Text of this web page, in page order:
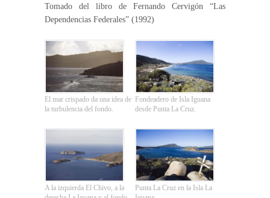
Tomado del libro de Fernando Cervigón “Las
Dependencias Federales” (1992)
El mar crispado da una idea de
la turbulencia del fondo.
Fondeadero de Isla Iguana
desde Punta La Cruz.
A la izquierda El Chivo, a la
Punta La Cruz en la Isla La